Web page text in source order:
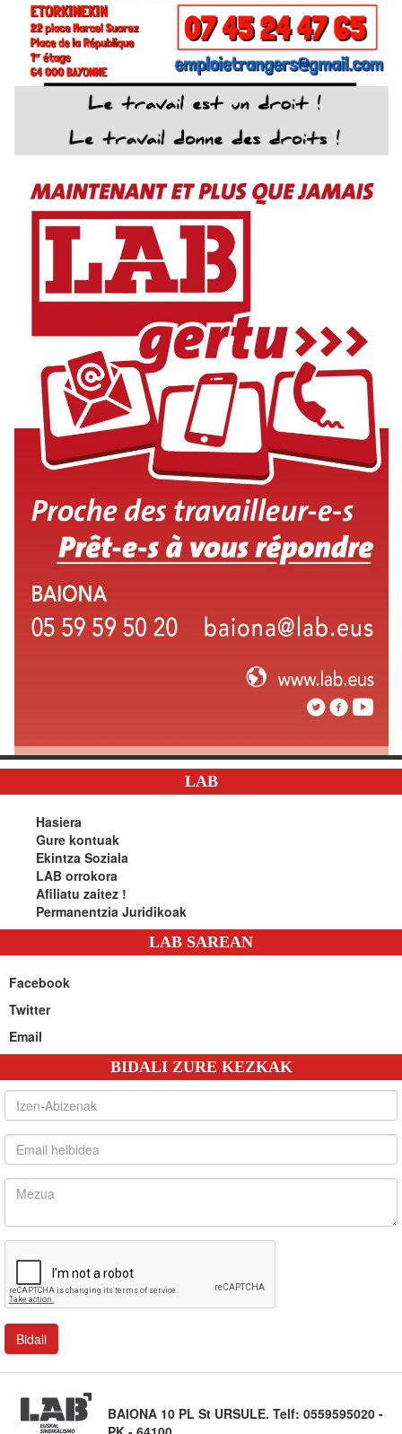
LAB
Hasiera
Gure kontuak
Ekintza Soziala
LAB orrokora
Afiliatu zaitez !
Permanentzia Juridikoak
LAB SAREAN
Facebook
Twitter
Email
BIDALI ZURE KEZKAK
BAIONA 10 PL St URSULE. Telf: 0559595020 -